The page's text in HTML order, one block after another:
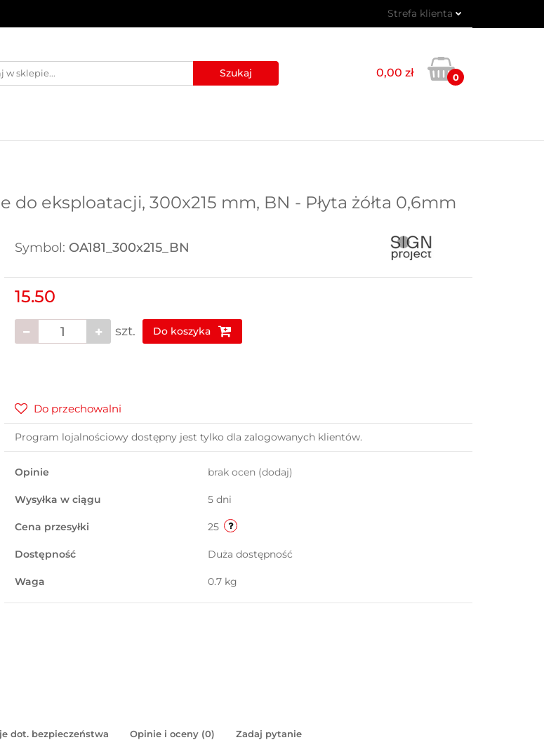
Strefa klienta
Zarejestruj się
Dodaj zgłoszenie
0,00 zł 0
do eksploatacji, 300x215 mm, BN - Płyta żółta 0,6mm
Symbol: OA181_300x215_BN
15.50
szt. Do koszyka
Do przechowalni
Program lojalnościowy dostępny jest tylko dla zalogowanych klientów.
Opinie brak ocen (dodaj)
Wysyłka w ciągu 5 dni
Cena przesyłki 25
Dostępność Duża dostępność
Waga 0.7 kg
dot. bezpieczeństwa Opinie i oceny (0) Zadaj pytanie